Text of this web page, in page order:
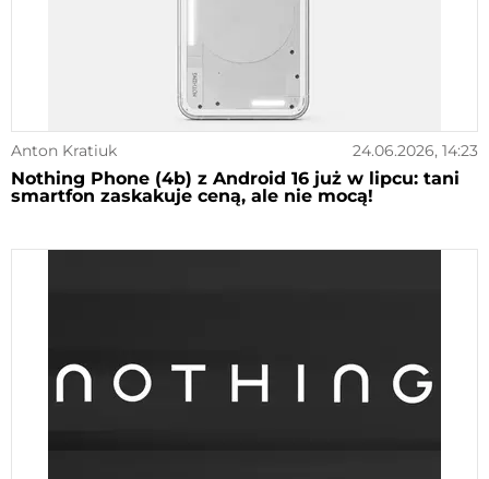
Anton Kratiuk 24.06.2026, 14:23
Nothing Phone (4b) z Android 16 już w lipcu: tani
smartfon zaskakuje ceną, ale nie mocą!